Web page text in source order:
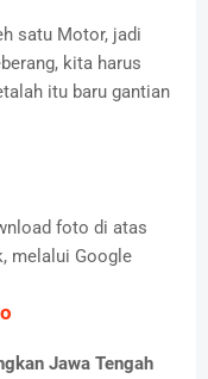
satu Motor, jadi
kita harus
itu baru gantian
foto di atas
melalui Google
Jawa Tengah